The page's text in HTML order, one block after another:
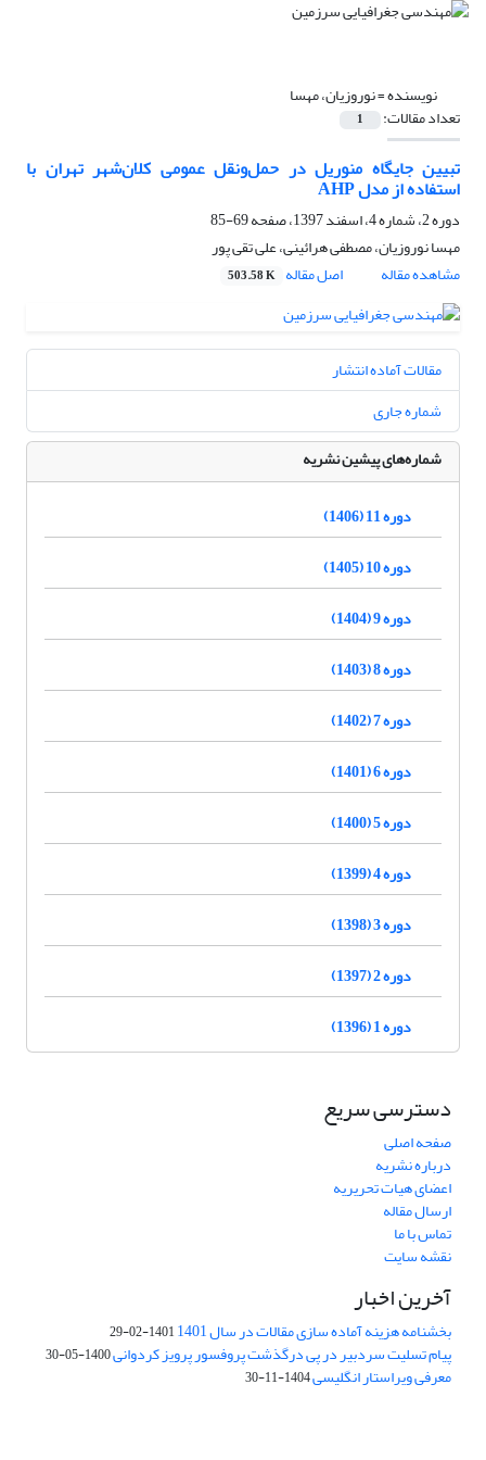
نویسنده =نوروزیان، مهسا
تعداد مقالات: 1
تبیین جایگاه منوریل در حمل‌ونقل عمومی کلان‌شهر تهران با
استفاده از مدل AHP
دوره 2، شماره 4، اسفند 1397، صفحه
69-85
مهسا نوروزیان، مصطفی هرائینی، علی تقی پور
مشاهده مقاله
اصل مقاله 503.58 K
مقالات آماده انتشار
شماره جاری
شماره‌های پیشین نشریه
دوره 11 (1406)
دوره 10 (1405)
دوره 9 (1404)
دوره 8 (1403)
دوره 7 (1402)
دوره 6 (1401)
دوره 5 (1400)
دوره 4 (1399)
دوره 3 (1398)
دوره 2 (1397)
دوره 1 (1396)
دسترسی سریع
صفحه اصلی
درباره نشریه
اعضای هیات تحریریه
ارسال مقاله
تماس با ما
نقشه سایت
آخرین اخبار
بخشنامه هزینه آماده سازی مقالات در سال 1401 1401-02-29
پیام تسلیت سردبیر در پی درگذشت پروفسور پرویز کردوانی1400-05-30
معرفی ویراستار انگلیسی1404-11-30